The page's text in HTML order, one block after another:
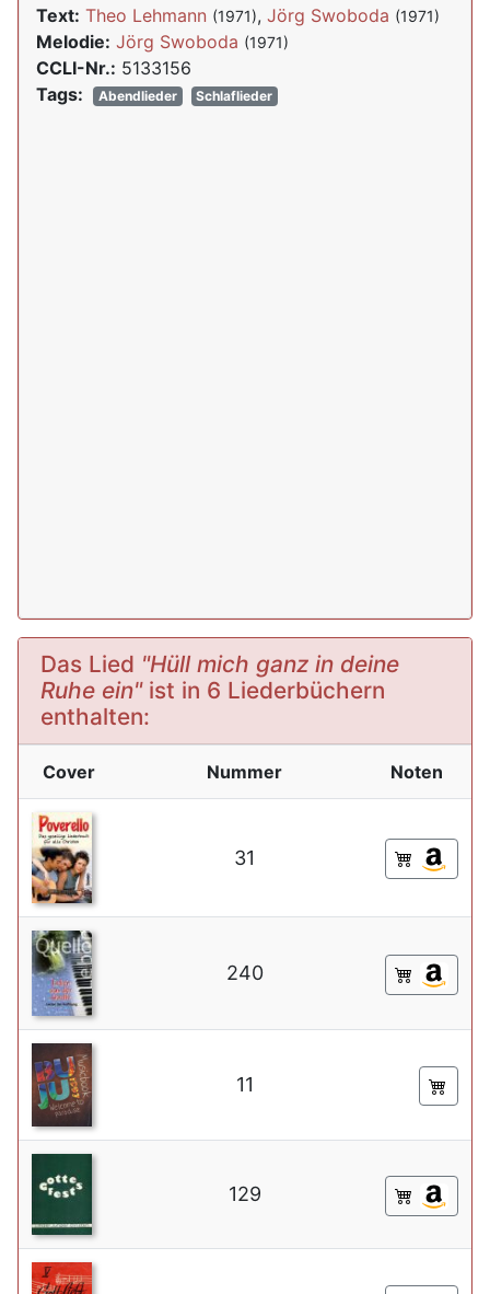
Text: Theo Lehmann (1971), Jörg Swoboda (1971)
Melodie: Jörg Swoboda (1971)
CCLI-Nr.: 5133156
Tags:
Abendlieder Schlaflieder
Das Lied "Hüll mich ganz in deine
Ruhe ein"ist in 6 Liederbüchern
enthalten:
Cover Nummer Noten
31
240
11
129